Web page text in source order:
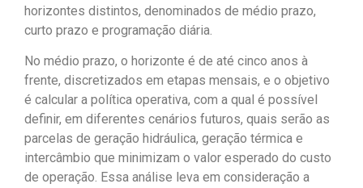
horizontes distintos, denominados de médio prazo,
curto prazo e programação diária.
No médio prazo, o horizonte é de até cinco anos à
frente, discretizados em etapas mensais, e o objetivo
é calcular a política operativa, com a qual é possível
definir, em diferentes cenários futuros, quais serão as
parcelas de geração hidráulica, geração térmica e
intercâmbio que minimizam o valor esperado do custo
de operação. Essa análise leva em consideração a